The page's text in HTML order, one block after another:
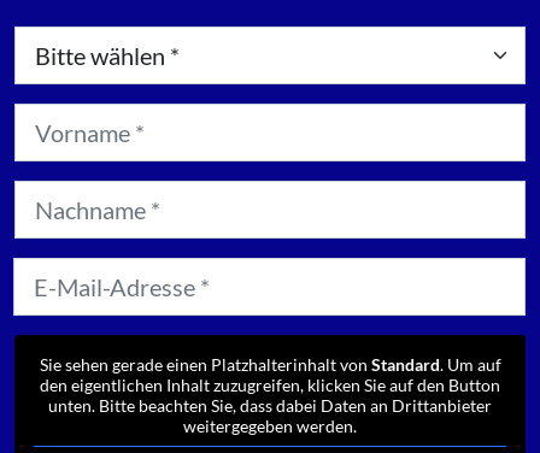
Sie sehen gerade einen Platzhalterinhalt von Standard. Um auf
den eigentlichen Inhalt zuzugreifen, klicken Sie auf den Button
unten. Bitte beachten Sie, dass dabei Daten an Drittanbieter
weitergegeben werden.